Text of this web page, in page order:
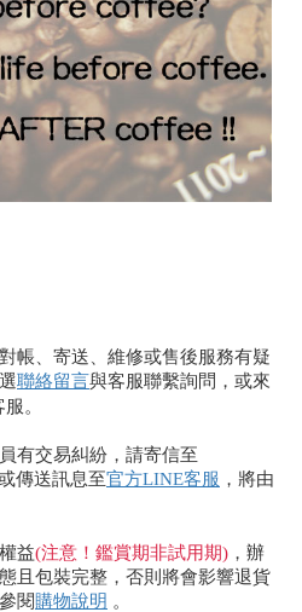
帳、寄送、維修或售後服務有疑
聯絡留言與客服聯繫詢問，或來
。
有交易糾紛，請寄信至
傳送訊息至官方LINE客服 ，將由
益(注意！鑑賞期非試用期) ，辦
且包裝完整，否則將會影響退貨
閱購物說明 。